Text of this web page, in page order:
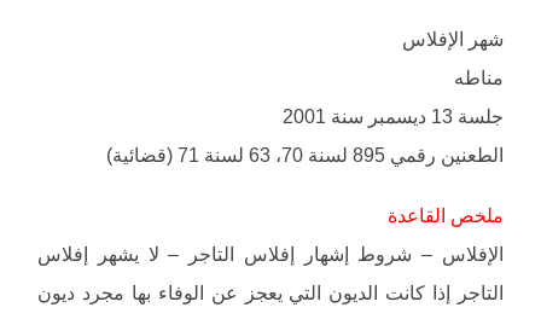
شهر الإفلاس
مناطه
جلسة 13 ديسمبر سنة 2001
الطعنين رقمي 895 لسنة 70، 63 لسنة 71 (قضائية)
ملخص القاعدة
الإفلاس – شروط إشهار إفلاس التاجر – لا يشهر إفلاس
التاجر إذا كانت الديون التي يعجز عن الوفاء بها مجرد ديون